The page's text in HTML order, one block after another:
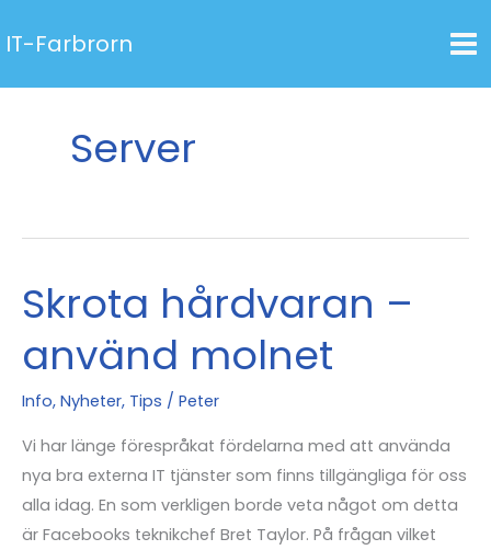
tillIT-Farbrorn
Server
Skrota hårdvaran –
använd molnet
Info, Nyheter, Tips / Peter
Vi har länge förespråkat fördelarna med att använda
nya bra externa IT tjänster som finns tillgängliga för oss
alla idag. En som verkligen borde veta något om detta
är Facebooks teknikchef Bret Taylor. På frågan vilket